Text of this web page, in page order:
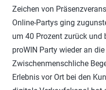
Zeichen von
Online-Partys ging
um 40 Prozent zurück und
proWIN Party wieder an
Zwischenmenschliche
Erlebnis vor Ort bei den